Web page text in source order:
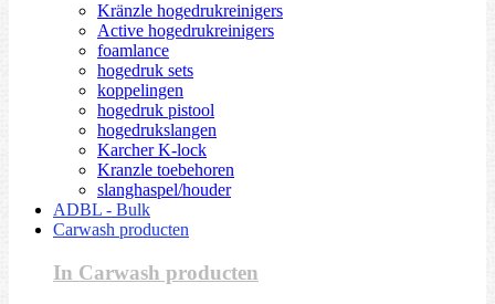
Kränzle hogedrukreinigers
Active hogedrukreinigers
foamlance
hogedruk sets
koppelingen
hogedruk pistool
hogedrukslangen
Karcher K-lock
Kranzle toebehoren
slanghaspel/houder
ADBL - Bulk
Carwash producten
In Carwash producten